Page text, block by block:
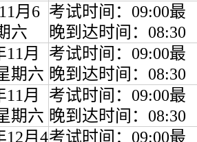
月6
六
考试时间：09:00最
晚到达时间：08:30
11月
期六
考试时间：09:00最
晚到达时间：08:30
11月
期六
考试时间：09:00最
晚到达时间：08:30
12月4考试时间：09:00最